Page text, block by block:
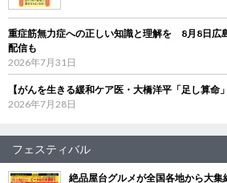
重症筋無力症への正しい知識と理解を 8月8日広
配信も
2026年7月31日
【がんを生きる緩和ケア医・大橋洋平「足し算命
2026年7月28日
フェスティバル
絶品屋台グルメが全国各地から大